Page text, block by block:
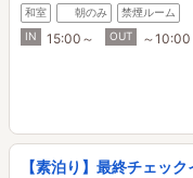
和室 朝のみ
禁煙ルーム
IN
15:00～ OUT ～10:00
【素泊り】最終チェッ